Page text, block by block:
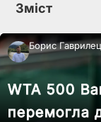
Зміст
Борис
WTA 500
перемогла